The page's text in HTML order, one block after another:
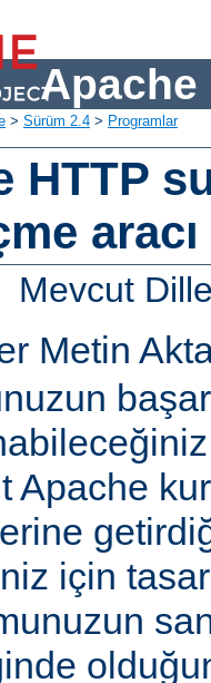
Apache
> Sürüm 2.4 > Programlar
HTTP
aracı
Mevcut
Metin
Apache
için